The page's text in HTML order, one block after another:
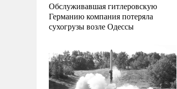
Обслуживавшая гитлеровскую
Германию компания потеряла
сухогрузы возле Одессы